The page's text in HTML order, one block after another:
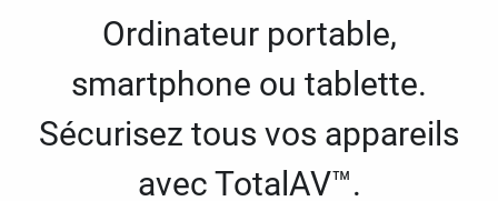
Ordinateur portable,
smartphone ou tablette.
Sécurisez tous vos appareils
avec TotalAV™.